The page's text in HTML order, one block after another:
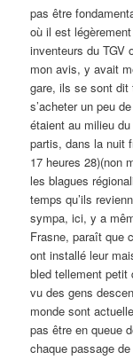
pas être
où il est
inventeurs du TGV
mon avis, y avait
gare, ils se sont dit
s’acheter un peu
étaient au milieu
partis, dans la nuit
17 heures 28)(non
les blagues
temps qu’ils
sympa, ici, y a
Frasne, paraît que
ont installé leur
bled tellement petit
vu des gens
monde sont
pas être en queue
chaque passage